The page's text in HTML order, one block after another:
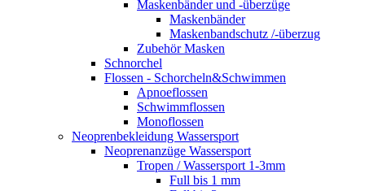
Maskenbänder und -überzüge
Maskenbänder
Maskenbandschutz /-überzug
Zubehör Masken
Schnorchel
Flossen - Schorcheln&Schwimmen
Apnoeflossen
Schwimmflossen
Monoflossen
Neoprenbekleidung Wassersport
Neoprenanzüge Wassersport
Tropen / Wassersport 1-3mm
Full bis 1 mm